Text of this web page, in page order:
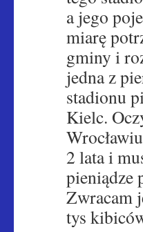
a jego
miarę
gminy i
jedna z
stadionu
Kielc.
2 lata i
pieniądze
Zwracam
tys